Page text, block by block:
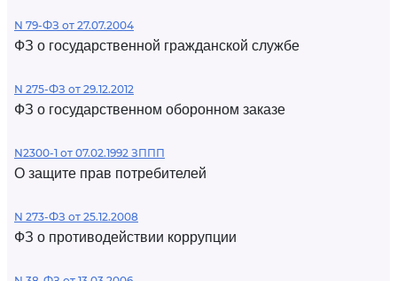
N 79-ФЗ от 27.07.2004
ФЗ о государственной гражданской службе
N 275-ФЗ от 29.12.2012
ФЗ о государственном оборонном заказе
N2300-1 от 07.02.1992 ЗППП
О защите прав потребителей
N 273-ФЗ от 25.12.2008
ФЗ о противодействии коррупции